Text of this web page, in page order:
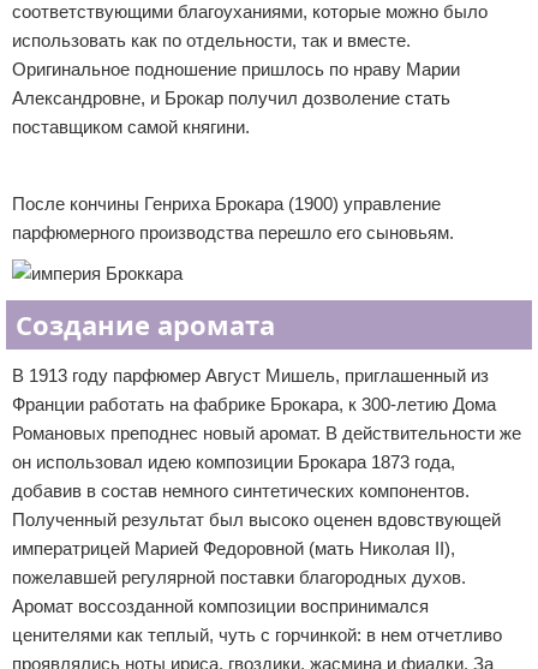
соответствующими благоуханиями, которые можно было
использовать как по отдельности, так и вместе.
Оригинальное подношение пришлось по нраву Марии
Александровне, и Брокар получил дозволение стать
поставщиком самой княгини.
После кончины Генриха Брокара (1900) управление
парфюмерного производства перешло его сыновьям.
Создание аромата
В 1913 году парфюмер Август Мишель, приглашенный из
Франции работать на фабрике Брокара, к 300-летию Дома
Романовых преподнес новый аромат. В действительности же
он использовал идею композиции Брокара 1873 года,
добавив в состав немного синтетических компонентов.
Полученный результат был высоко оценен вдовствующей
императрицей Марией Федоровной (мать Николая II),
пожелавшей регулярной поставки благородных духов.
Аромат воссозданной композиции воспринимался
ценителями как теплый, чуть с горчинкой: в нем отчетливо
проявлялись ноты ириса, гвоздики, жасмина и фиалки. За